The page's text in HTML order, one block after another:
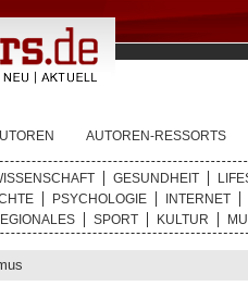
AUTOREN-RESSORTS
GESUNDHEIT
PSYCHOLOGIE
INTERNET
SPORT KULTUR